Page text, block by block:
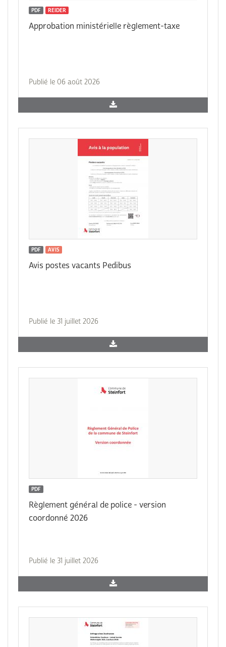
PDF REIDER
Approbation ministérielle règlement-taxe
Publié le 06 août 2026
PDF AVIS
Avis postes vacants Pedibus
Publié le 31 juillet 2026
PDF
Règlement général de police - version
coordonné 2026
Publié le 31 juillet 2026